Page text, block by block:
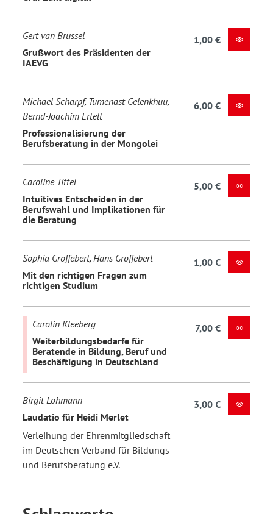
Gert van Brussel
Grußwort des Präsidenten der
IAEVG
1,00 €
Michael Scharpf, Tumenast Gelenkhuu,
Bernd-Joachim Ertelt
Professionalisierung der
Berufsberatung in der Mongolei
6,00 €
Caroline Tittel
Intuitives Entscheiden in der
Berufswahl und Implikationen für
die Beratung
5,00 €
Sophia Groffebert, Hans Groffebert
Mit den richtigen Fragen zum
richtigen Studium
1,00 €
Carolin Kleeberg
Weiterbildungsbedarfe für
Beratende in Bildung, Beruf und
Beschäftigung in Deutschland
7,00 €
Birgit Lohmann
Laudatio für Heidi Merlet
Verleihung der Ehrenmitgliedschaft
im Deutschen Verband für Bildungs-
und Berufsberatung e.V.
3,00 €